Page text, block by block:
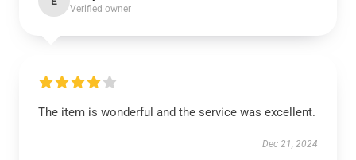
Verified owner
The item is wonderful and the service was excellent.
Dec 21, 2024